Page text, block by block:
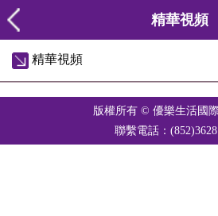
精華視頻
精華視頻
版權所有 © 優樂生活國
聯繫電話：